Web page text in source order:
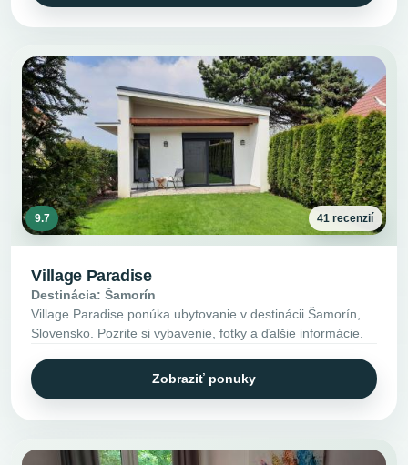
9.7 41 recenzií
Village Paradise
Destinácia: Šamorín
Village Paradise ponúka ubytovanie v destinácii Šamorín,
Slovensko. Pozrite si vybavenie, fotky a ďalšie informácie.
Zobraziť ponuky